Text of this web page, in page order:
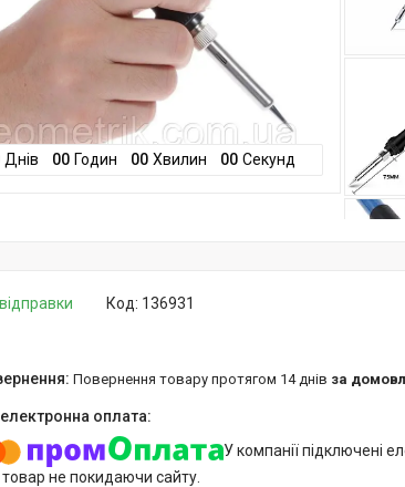
Днів 00 Годин 00 Хвилин 00 Секунд
Код: 136931
повернення товару протягом 14 днів за
У компанії підключені
не покидаючи сайту.